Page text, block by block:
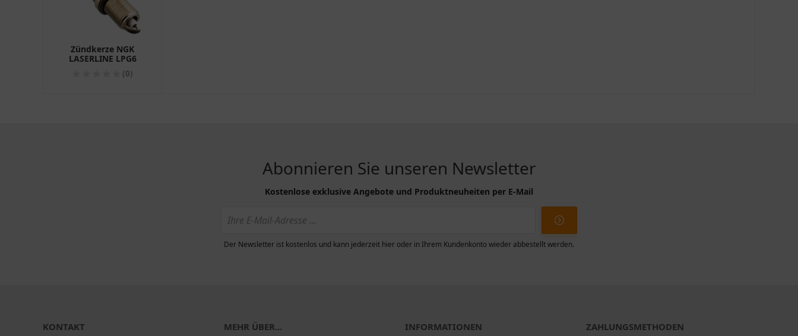
Zündkerze NGK
LASERLINE LPG6
(0)
Abonnieren Sie unseren Newsletter
Kostenlose exklusive Angebote und Produktneuheiten per E-Mail
Der Newsletter ist kostenlos und kann jederzeit hier oder in Ihrem Kundenkonto wieder abbestellt werden.
KONTAKT MEHR ÜBER... INFORMATIONEN ZAHLUNGSMETHODEN